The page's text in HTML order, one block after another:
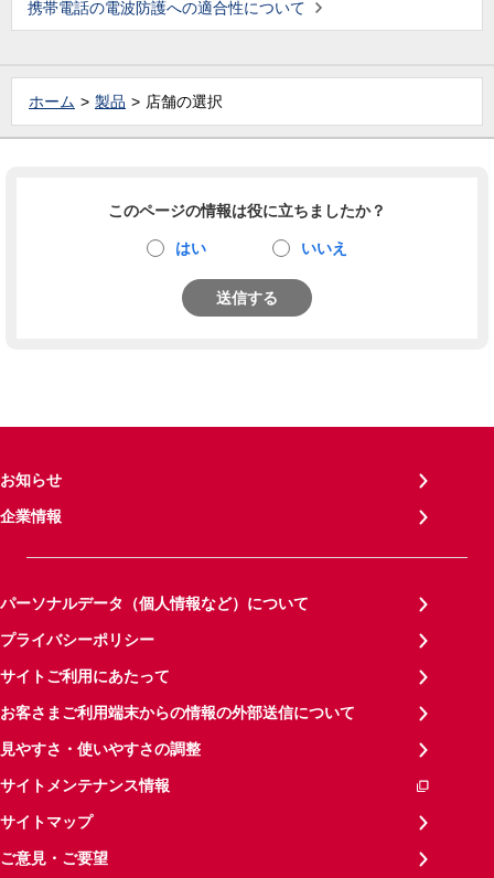
携帯電話の電波防護への適合性について
ホーム 製品 店舗の選択
このページの情報は役に立ちましたか？
はい いいえ
送信する
お知らせ
企業情報
パーソナルデータ（個人情報など）について
プライバシーポリシー
サイトご利用にあたって
お客さまご利用端末からの情報の外部送信について
見やすさ・使いやすさの調整
サイトメンテナンス情報
サイトマップ
ご意見・ご要望